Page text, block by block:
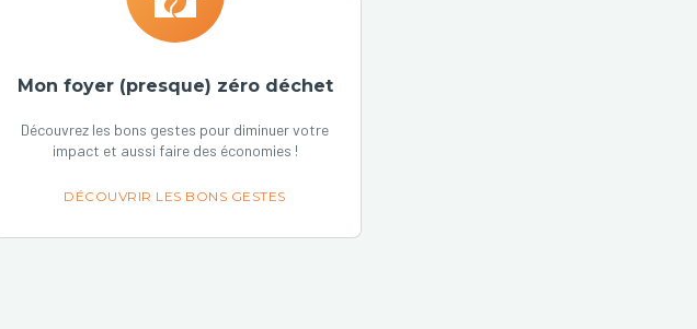
Mon foyer (presque) zéro déchet
Découvrez les bons gestes pour diminuer votre
impact et aussi faire des économies !
DÉCOUVRIR LES BONS GESTES